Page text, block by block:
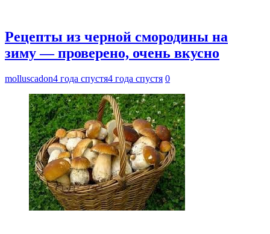
Рецепты из черной смородины на
зиму — проверено, очень вкусно
molluscadon4 года спустя4 года спустя 0